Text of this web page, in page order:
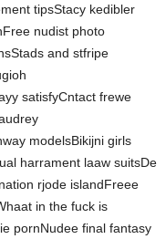
tipsStacy kedibler
nudist photo
and stfripe
satisfyCntact frewe
modelsBikijni girls
harrament laaw suitsDe
rjode islandFreee
in the fuck is
pornNudee final fantasy